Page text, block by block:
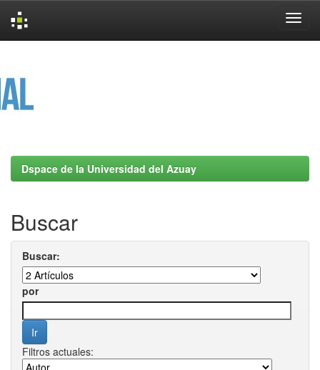
Dspace de la Universidad del Azuay
Buscar
Buscar:
por
Filtros actuales: